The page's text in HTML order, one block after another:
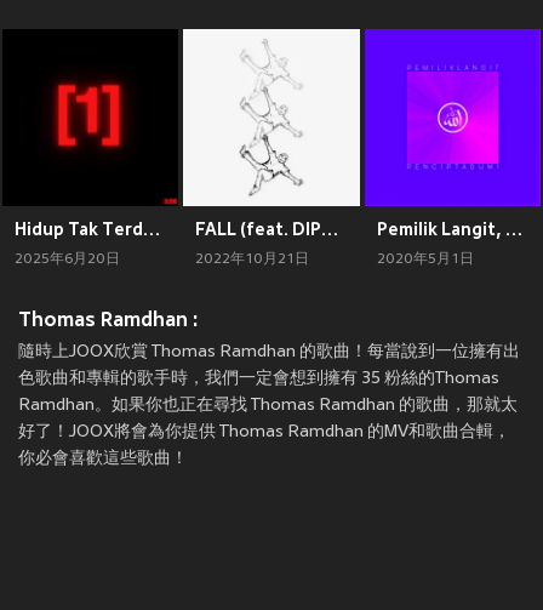
Hidup Tak Terduga
2025年6月20日
FALL (feat. DIPPLER)
2022年10月21日
Pemilik Langit, Pencipta Bumi
2020年5月1日
Thomas Ramdhan :
隨時上JOOX欣賞 Thomas Ramdhan 的歌曲！每當說到一位擁有出
色歌曲和專輯的歌手時，我們一定會想到擁有 35 粉絲的Thomas
Ramdhan。如果你也正在尋找 Thomas Ramdhan 的歌曲，那就太
好了！JOOX將會為你提供 Thomas Ramdhan 的MV和歌曲合輯，
你必會喜歡這些歌曲！